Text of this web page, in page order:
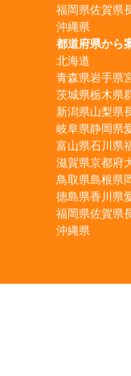
福岡県佐賀県
沖縄県
都道府県から
北海道
青森県岩手県
茨城県栃木県
新潟県山梨県
岐阜県静岡県
富山県石川県
滋賀県京都府
鳥取県島根県
徳島県香川県
福岡県佐賀県
沖縄県